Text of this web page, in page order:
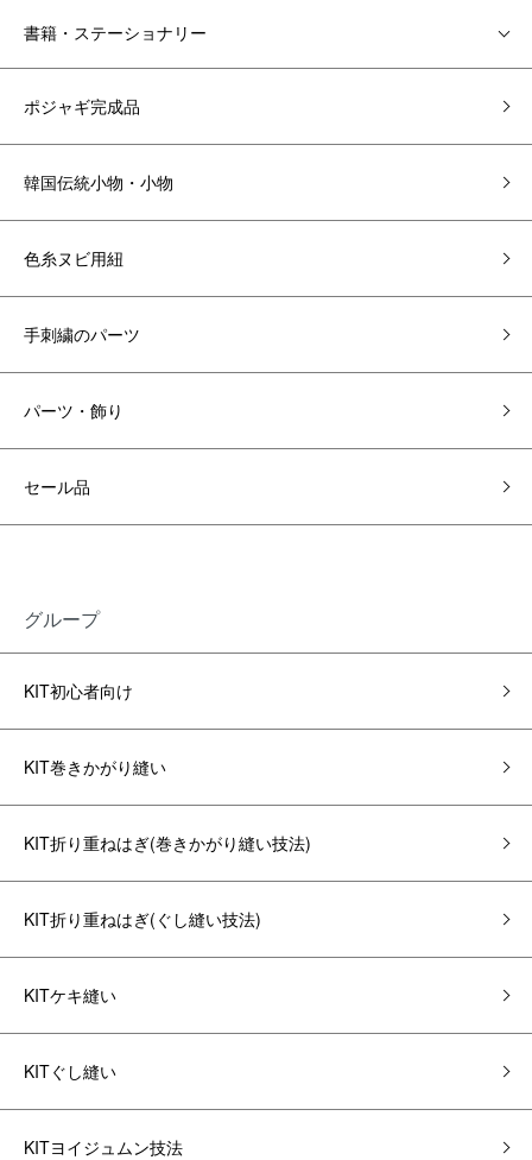
書籍・ステーショナリー
ポジャギ完成品
韓国伝統小物・小物
色糸ヌビ用紐
手刺繍のパーツ
パーツ・飾り
セール品
グループ
KIT初心者向け
KIT巻きかがり縫い
KIT折り重ねはぎ(巻きかがり縫い技法)
KIT折り重ねはぎ(ぐし縫い技法)
KITケキ縫い
KITぐし縫い
KITヨイジュムン技法